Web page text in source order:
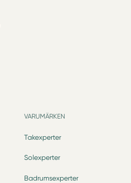
VARUMÄRKEN
Takexperter
Solexperter
Badrumsexperter